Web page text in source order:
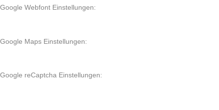
Google Webfont Einstellungen:
Google Maps Einstellungen:
Google reCaptcha Einstellungen: